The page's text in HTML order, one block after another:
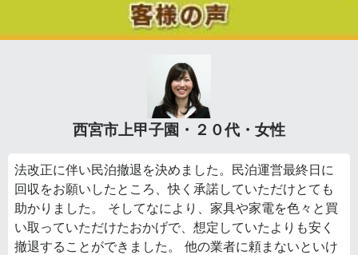
西宮市上甲子園・２０代・女性
法改正に伴い民泊撤退を決めました。民泊運営最終日に
回収をお願いしたところ、快く承諾していただけとても
助かりました。 そしてなにより、家具や家電を色々と買
い取っていただけたおかげで、想定していたよりも安く
撤退することができました。 他の業者に頼まないといけ